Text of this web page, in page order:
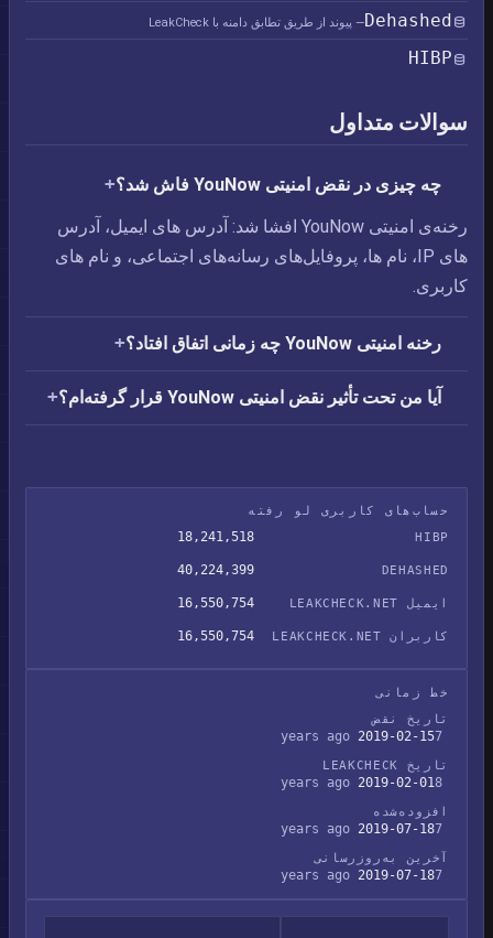
Dehashed— پیوند از طریق تطابق دامنه با LeakCheck
HIBP
سوالات متداول
چه چیزی در نقض امنیتی YouNow فاش شد؟
رخنه‌ی امنیتی YouNow افشا شد: آدرس های ایمیل،‏ آدرس
های IP،‏ نام ها،‏ پروفایل‌های رسانه‌های اجتماعی، و نام های
کاربری.
رخنه امنیتی YouNow چه زمانی اتفاق افتاد؟
آیا من تحت تأثیر نقض امنیتی YouNow قرار گرفته‌ام؟
حساب‌های کاربری لو رفته
HIBP
18,241,518
DEHASHED
40,224,399
ایمیل LEAKCHECK.NET 16,550,754
کاربران LEAKCHECK.NET 16,550,754
خط زمانی
تاریخ نقض
2019-02-15
تاریخ LEAKCHECK
2019-02-01
افزوده‌شده
2019-07-18
آخرین به‌روزرسانی
2019-07-18